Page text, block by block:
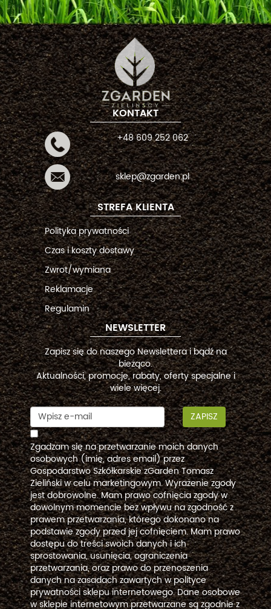
KONTAKT
+48 609 252 062
sklep@zgarden.pl
STREFA KLIENTA
Polityka prywatności
Czas i koszty dostawy
Zwrot/wymiana
Reklamacje
Regulamin
NEWSLETTER
Zapisz się do naszego Newslettera i bądź na
bieżąco.
Aktualności, promocje, rabaty, oferty specjalne i
wiele więcej.
ZAPISZ
Zgadzam się na przetwarzanie moich danych
osobowych (imię, adres email) przez
Gospodarstwo Szkółkarskie zGarden Tomasz
Zieliński w celu marketingowym. Wyrażenie zgody
jest dobrowolne. Mam prawo cofnięcia zgody w
dowolnym momencie bez wpływu na zgodność z
prawem przetwarzania, którego dokonano na
podstawie zgody przed jej cofnięciem. Mam prawo
dostępu do treści swoich danych i ich
sprostowania, usunięcia, ograniczenia
przetwarzania, oraz prawo do przenoszenia
danych na zasadach zawartych w polityce
prywatności sklepu internetowego. Dane osobowe
w sklepie internetowym przetwarzane są zgodnie z